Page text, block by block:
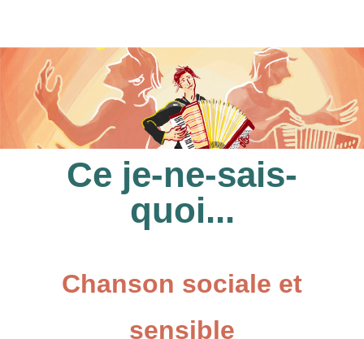
Ce je-ne-sais-
quoi...
Chanson sociale et
sensible